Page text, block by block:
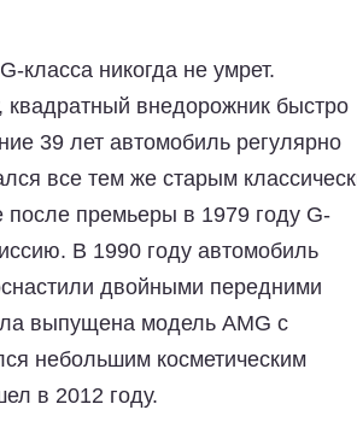
класса никогда не умрет.
внедорожник быстро
39 лет автомобиль регулярно
все тем же старым
премьеры в 1979 году G-
В 1990 году автомобиль
двойными передними
выпущена модель AMG с
небольшим косметическим
в 2012 году.